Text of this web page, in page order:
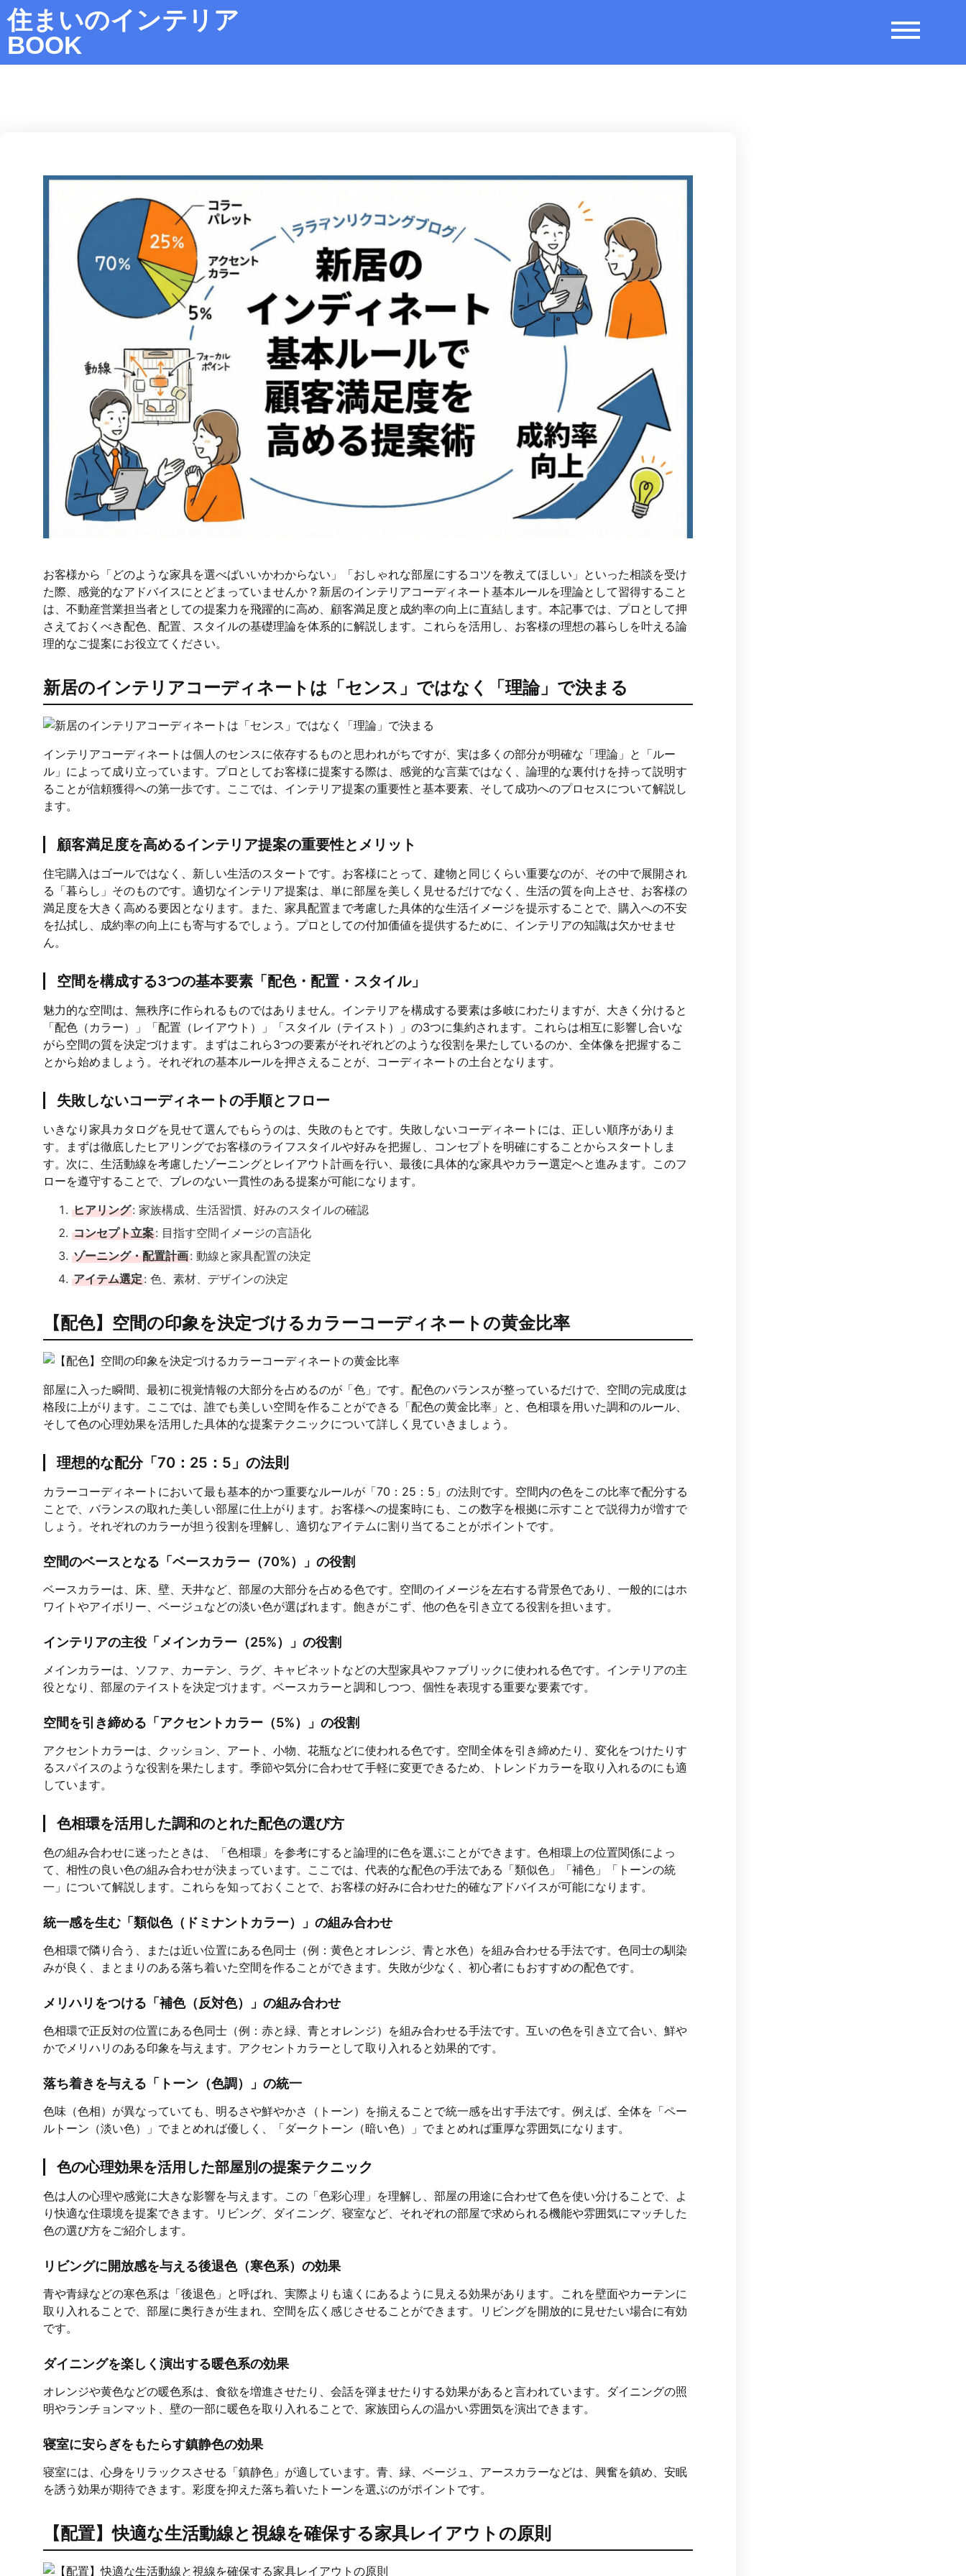
住まいのインテリア
BOOK
お客様から「どのような家具を選べばいいかわからない」「おしゃれな部屋にするコツを教えてほしい」といった相談を受け
た際、感覚的なアドバイスにとどまっていませんか？新居のインテリアコーディネート基本ルールを理論として習得すること
は、不動産営業担当者としての提案力を飛躍的に高め、顧客満足度と成約率の向上に直結します。本記事では、プロとして押
さえておくべき配色、配置、スタイルの基礎理論を体系的に解説します。これらを活用し、お客様の理想の暮らしを叶える論
理的なご提案にお役立てください。
新居のインテリアコーディネートは「センス」ではなく「理論」で決まる
インテリアコーディネートは個人のセンスに依存するものと思われがちですが、実は多くの部分が明確な「理論」と「ルー
ル」によって成り立っています。プロとしてお客様に提案する際は、感覚的な言葉ではなく、論理的な裏付けを持って説明す
ることが信頼獲得への第一歩です。ここでは、インテリア提案の重要性と基本要素、そして成功へのプロセスについて解説し
ます。
顧客満足度を高めるインテリア提案の重要性とメリット
住宅購入はゴールではなく、新しい生活のスタートです。お客様にとって、建物と同じくらい重要なのが、その中で展開され
る「暮らし」そのものです。適切なインテリア提案は、単に部屋を美しく見せるだけでなく、生活の質を向上させ、お客様の
満足度を大きく高める要因となります。また、家具配置まで考慮した具体的な生活イメージを提示することで、購入への不安
を払拭し、成約率の向上にも寄与するでしょう。プロとしての付加価値を提供するために、インテリアの知識は欠かせませ
ん。
空間を構成する3つの基本要素「配色・配置・スタイル」
魅力的な空間は、無秩序に作られるものではありません。インテリアを構成する要素は多岐にわたりますが、大きく分けると
「配色（カラー）」「配置（レイアウト）」「スタイル（テイスト）」の3つに集約されます。これらは相互に影響し合いな
がら空間の質を決定づけます。まずはこれら3つの要素がそれぞれどのような役割を果たしているのか、全体像を把握するこ
とから始めましょう。それぞれの基本ルールを押さえることが、コーディネートの土台となります。
失敗しないコーディネートの手順とフロー
いきなり家具カタログを見せて選んでもらうのは、失敗のもとです。失敗しないコーディネートには、正しい順序がありま
す。まずは徹底したヒアリングでお客様のライフスタイルや好みを把握し、コンセプトを明確にすることからスタートしま
す。次に、生活動線を考慮したゾーニングとレイアウト計画を行い、最後に具体的な家具やカラー選定へと進みます。このフ
ローを遵守することで、ブレのない一貫性のある提案が可能になります。
ヒアリング: 家族構成、生活習慣、好みのスタイルの確認
コンセプト立案: 目指す空間イメージの言語化
ゾーニング・配置計画: 動線と家具配置の決定
アイテム選定: 色、素材、デザインの決定
【配色】空間の印象を決定づけるカラーコーディネートの黄金比率
部屋に入った瞬間、最初に視覚情報の大部分を占めるのが「色」です。配色のバランスが整っているだけで、空間の完成度は
格段に上がります。ここでは、誰でも美しい空間を作ることができる「配色の黄金比率」と、色相環を用いた調和のルール、
そして色の心理効果を活用した具体的な提案テクニックについて詳しく見ていきましょう。
理想的な配分「70：25：5」の法則
カラーコーディネートにおいて最も基本的かつ重要なルールが「70：25：5」の法則です。空間内の色をこの比率で配分する
ことで、バランスの取れた美しい部屋に仕上がります。お客様への提案時にも、この数字を根拠に示すことで説得力が増すで
しょう。それぞれのカラーが担う役割を理解し、適切なアイテムに割り当てることがポイントです。
空間のベースとなる「ベースカラー（70%）」の役割
ベースカラーは、床、壁、天井など、部屋の大部分を占める色です。空間のイメージを左右する背景色であり、一般的にはホ
ワイトやアイボリー、ベージュなどの淡い色が選ばれます。飽きがこず、他の色を引き立てる役割を担います。
インテリアの主役「メインカラー（25%）」の役割
メインカラーは、ソファ、カーテン、ラグ、キャビネットなどの大型家具やファブリックに使われる色です。インテリアの主
役となり、部屋のテイストを決定づけます。ベースカラーと調和しつつ、個性を表現する重要な要素です。
空間を引き締める「アクセントカラー（5%）」の役割
アクセントカラーは、クッション、アート、小物、花瓶などに使われる色です。空間全体を引き締めたり、変化をつけたりす
るスパイスのような役割を果たします。季節や気分に合わせて手軽に変更できるため、トレンドカラーを取り入れるのにも適
しています。
色相環を活用した調和のとれた配色の選び方
色の組み合わせに迷ったときは、「色相環」を参考にすると論理的に色を選ぶことができます。色相環上の位置関係によっ
て、相性の良い色の組み合わせが決まっています。ここでは、代表的な配色の手法である「類似色」「補色」「トーンの統
一」について解説します。これらを知っておくことで、お客様の好みに合わせた的確なアドバイスが可能になります。
統一感を生む「類似色（ドミナントカラー）」の組み合わせ
色相環で隣り合う、または近い位置にある色同士（例：黄色とオレンジ、青と水色）を組み合わせる手法です。色同士の馴染
みが良く、まとまりのある落ち着いた空間を作ることができます。失敗が少なく、初心者にもおすすめの配色です。
メリハリをつける「補色（反対色）」の組み合わせ
色相環で正反対の位置にある色同士（例：赤と緑、青とオレンジ）を組み合わせる手法です。互いの色を引き立て合い、鮮や
かでメリハリのある印象を与えます。アクセントカラーとして取り入れると効果的です。
落ち着きを与える「トーン（色調）」の統一
色味（色相）が異なっていても、明るさや鮮やかさ（トーン）を揃えることで統一感を出す手法です。例えば、全体を「ペー
ルトーン（淡い色）」でまとめれば優しく、「ダークトーン（暗い色）」でまとめれば重厚な雰囲気になります。
色の心理効果を活用した部屋別の提案テクニック
色は人の心理や感覚に大きな影響を与えます。この「色彩心理」を理解し、部屋の用途に合わせて色を使い分けることで、よ
り快適な住環境を提案できます。リビング、ダイニング、寝室など、それぞれの部屋で求められる機能や雰囲気にマッチした
色の選び方をご紹介します。
リビングに開放感を与える後退色（寒色系）の効果
青や青緑などの寒色系は「後退色」と呼ばれ、実際よりも遠くにあるように見える効果があります。これを壁面やカーテンに
取り入れることで、部屋に奥行きが生まれ、空間を広く感じさせることができます。リビングを開放的に見せたい場合に有効
です。
ダイニングを楽しく演出する暖色系の効果
オレンジや黄色などの暖色系は、食欲を増進させたり、会話を弾ませたりする効果があると言われています。ダイニングの照
明やランチョンマット、壁の一部に暖色を取り入れることで、家族団らんの温かい雰囲気を演出できます。
寝室に安らぎをもたらす鎮静色の効果
寝室には、心身をリラックスさせる「鎮静色」が適しています。青、緑、ベージュ、アースカラーなどは、興奮を鎮め、安眠
を誘う効果が期待できます。彩度を抑えた落ち着いたトーンを選ぶのがポイントです。
【配置】快適な生活動線と視線を確保する家具レイアウトの原則